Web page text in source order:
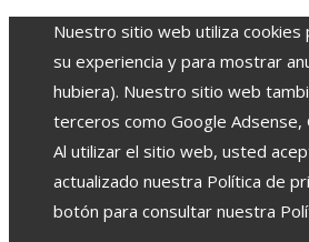
Nuestro sitio web utiliza
su experiencia y para mostrar
hubiera). Nuestro sitio web
terceros como Google Adsense,
Al utilizar el sitio web, usted
actualizado nuestra Política de
botón para consultar nuestra